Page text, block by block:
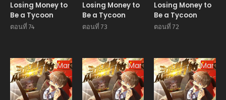
Losing Money to
Be a Tycoon
ตอนที่ 74
Losing Money to
Be a Tycoon
ตอนที่ 73
Losing Money to
Be a Tycoon
ตอนที่ 72
Manhua Manhua